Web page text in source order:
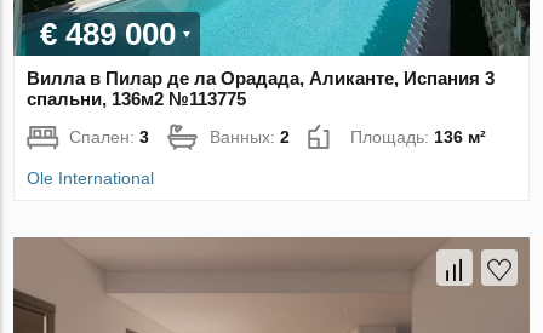
€ 489 000
Вилла в Пилар де ла Орадада, Аликанте, Испания 3
спальни, 136м2 №113775
Спален:3 Ванных:2 Площадь:136 м²
Ole International